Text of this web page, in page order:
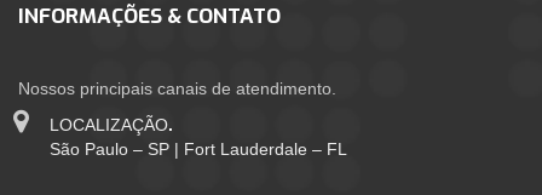
INFORMAÇÕES & CONTATO
Nossos principais canais de atendimento.
LOCALIZAÇÃO.
São Paulo – SP | Fort Lauderdale – FL